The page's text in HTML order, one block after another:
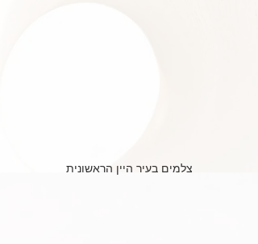
צלמים בעיר היין הראשונית